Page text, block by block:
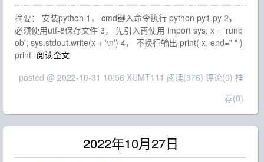
摘要： 安装python 1， cmd键入命令执行 python py1.py 2，
必须使用utf-8保存文件 3， 先引入再使用 import sys; x = 'runo
ob'; sys.stdout.write(x + '\n') 4， 不换行输出 print( x, end=" " )
print 阅读全文
posted @ 2022-10-31 10:56 XUMT111 阅读(376) 评论(0) 推
荐(0)
2022年10月27日